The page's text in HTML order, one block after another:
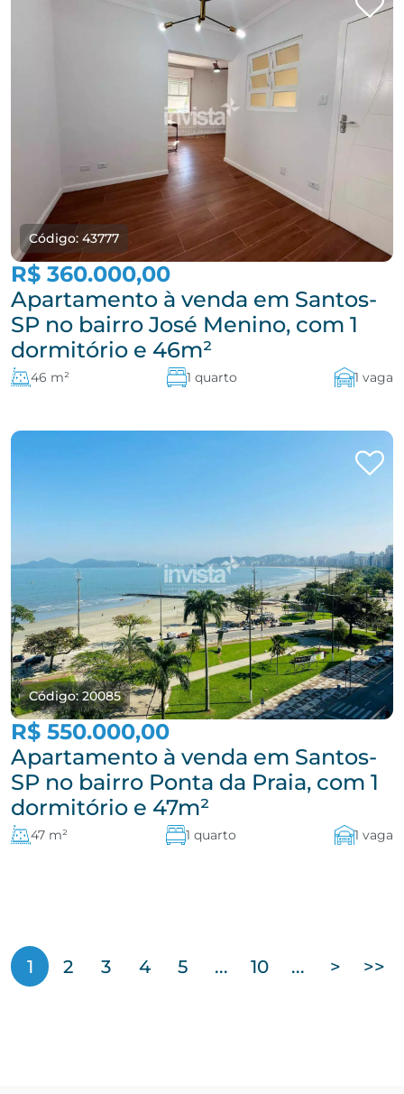
Código: 43777
R$ 360.000,00
Apartamento à venda em Santos-
SP no bairro José Menino, com 1
dormitório e 46m²
46 m² 1 quarto 1 vaga
Código: 20085
R$ 550.000,00
Apartamento à venda em Santos-
SP no bairro Ponta da Praia, com 1
dormitório e 47m²
47 m² 1 quarto 1 vaga
1 2 3 4 5 ... 10 ... > >>